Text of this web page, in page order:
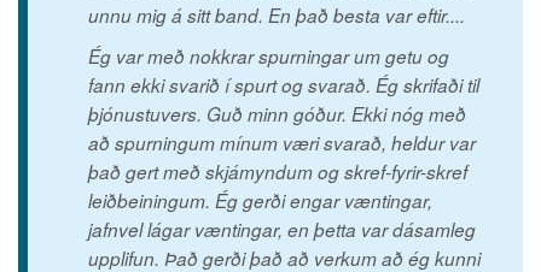
unnu mig á sitt band. En það besta var eftir....
Ég var með nokkrar spurningar um getu og
fann ekki svarið í spurt og svarað. Ég skrifaði til
þjónustuvers. Guð minn góður. Ekki nóg með
að spurningum mínum væri svarað, heldur var
það gert með skjámyndum og skref-fyrir-skref
leiðbeiningum. Ég gerði engar væntingar,
jafnvel lágar væntingar, en þetta var dásamleg
upplifun. Það gerði það að verkum að ég kunni